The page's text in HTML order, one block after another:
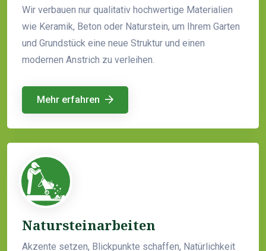
Wir verbauen nur qualitativ hochwertige Materialien
wie Keramik, Beton oder Naturstein, um Ihrem Garten
und Grundstück eine neue Struktur und einen
modernen Anstrich zu verleihen.
Mehr erfahren
Natursteinarbeiten
Akzente setzen, Blickpunkte schaffen, Natürlichkeit